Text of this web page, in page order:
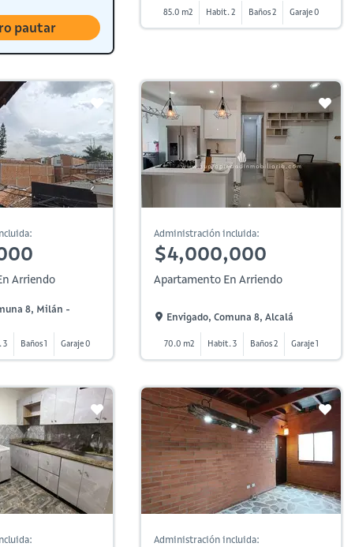
pautar
85.0 m2 Habit. 2 Baños 2 Garaje 0
Arriendo
8, Milán -
3 Baños 1 Garaje 0
Administración incluida:
$4,000,000
Apartamento En Arriendo
Envigado, Comuna 8, Alcalá
70.0 m2 Habit. 3 Baños 2 Garaje 1
Administración incluida: